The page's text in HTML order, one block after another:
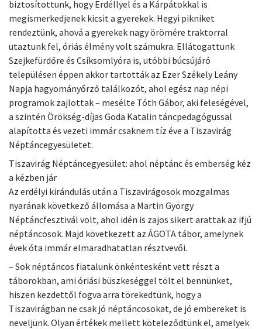
biztosítottunk, hogy Erdéllyel és a Kárpátokkal is
megismerkedjenek kicsit a gyerekek. Hegyi pikniket
rendeztünk, ahová a gyerekek nagy örömére traktorral
utaztunk fel, óriás élmény volt számukra. Ellátogattunk
Szejkefürdőre és Csíksomlyóra is, utóbbi búcsújáró
településen éppen akkor tartották az Ezer Székely Leány
Napja hagyományőrző találkozót, ahol egész nap népi
programok zajlottak – mesélte Tóth Gábor, aki feleségével,
a szintén Örökség-díjas Goda Katalin táncpedagógussal
alapította és vezeti immár csaknem tíz éve a Tiszavirág
Néptáncegyesületet.
Tiszavirág Néptáncegyesület: ahol néptánc és emberség kéz
a kézben jár
Az erdélyi kirándulás után a Tiszavirágosok mozgalmas
nyarának következő állomása a Martin György
Néptáncfesztivál volt, ahol idén is zajos sikert arattak az ifjú
néptáncosok. Majd következett az ÁGOTA tábor, amelynek
évek óta immár elmaradhatatlan résztvevői.
– Sok néptáncos fiatalunk önkéntesként vett részt a
táborokban, ami óriási büszkeséggel tölt el bennünket,
hiszen kezdettől fogva arra törekedtünk, hogy a
Tiszavirágban ne csak jó néptáncosokat, de jó embereket is
neveljünk. Olyan értékek mellett köteleződtünk el, amelyek